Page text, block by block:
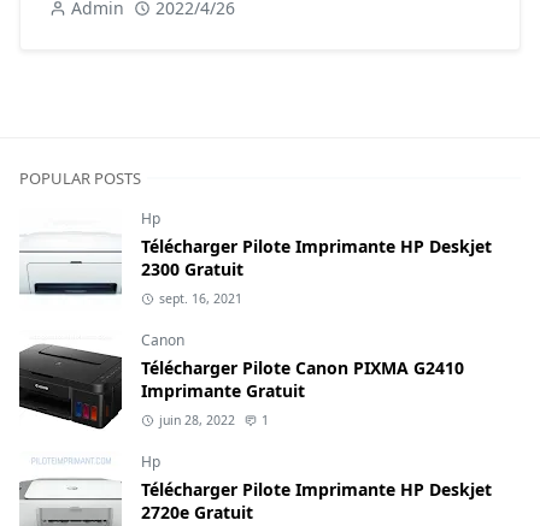
Admin 2022/4/26
POPULAR POSTS
Hp
Télécharger Pilote Imprimante HP Deskjet
2300 Gratuit
sept. 16, 2021
Canon
Télécharger Pilote Canon PIXMA G2410
Imprimante Gratuit
juin 28, 2022 1
Hp
Télécharger Pilote Imprimante HP Deskjet
2720e Gratuit